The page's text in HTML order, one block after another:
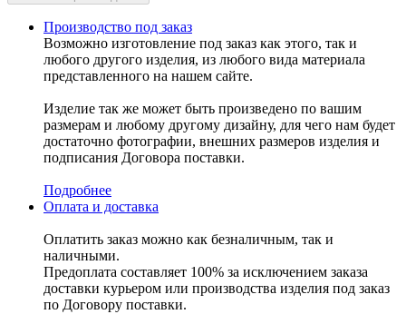
Производство под заказ
Возможно изготовление под заказ как этого, так и
любого другого изделия, из любого вида материала
представленного на нашем сайте.
Изделие так же может быть произведено по вашим
размерам и любому другому дизайну, для чего нам будет
достаточно фотографии, внешних размеров изделия и
подписания Договора поставки.
Подробнее
Оплата и доставка
Оплатить заказ можно как безналичным, так и
наличными.
Предоплата составляет 100% за исключением заказа
доставки курьером или производства изделия под заказ
по Договору поставки.